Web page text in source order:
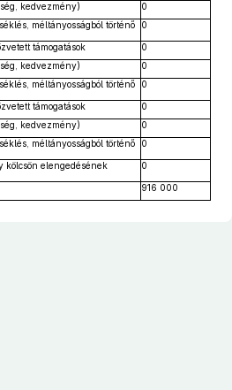
kedvezmény)
0
méltányosságból történő
0
támogatások
0
kedvezmény)
0
méltányosságból történő
0
támogatások
0
kedvezmény)
0
méltányosságból történő
0
kölcsön elengedésének
0
916 000